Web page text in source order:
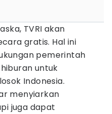
TVRI akan
gratis. Hal ini
pemerintah
untuk
Indonesia.
menyiarkan
juga dapat